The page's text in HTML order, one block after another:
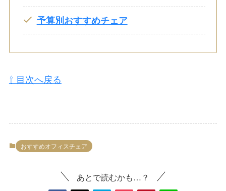
予算別おすすめチェア
⇧ 目次へ戻る
おすすめオフィスチェア
あとで読むかも…？